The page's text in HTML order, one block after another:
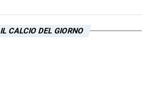
IL CALCIO DEL GIORNO